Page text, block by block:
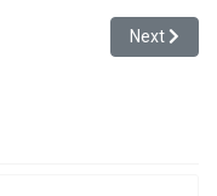
Next
Next